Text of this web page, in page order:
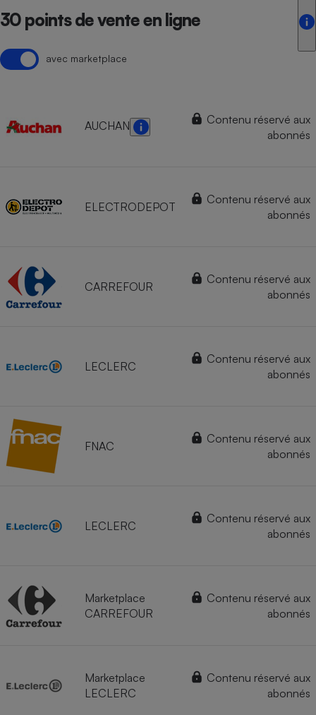
30 points de vente en ligne
avec marketplace
AUCHAN
Contenu réservé aux
abonnés
ELECTRODEPOT
Contenu réservé aux
abonnés
CARREFOUR
Contenu réservé aux
abonnés
LECLERC
Contenu réservé aux
abonnés
FNAC
Contenu réservé aux
abonnés
LECLERC
Contenu réservé aux
abonnés
Marketplace
CARREFOUR
Contenu réservé aux
abonnés
Marketplace
LECLERC
Contenu réservé aux
abonnés